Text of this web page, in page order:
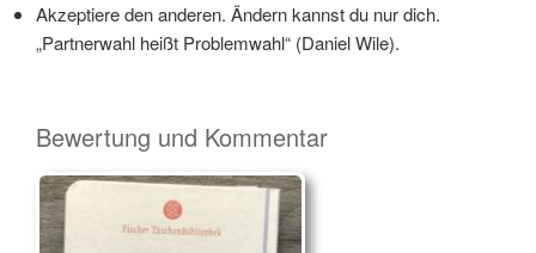
Akzeptiere den anderen. Ändern kannst du nur dich.
„Partnerwahl heißt Problemwahl“ (Daniel Wile).
Bewertung und Kommentar